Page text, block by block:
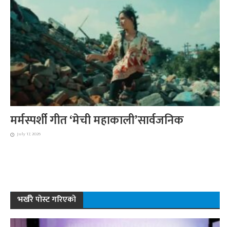
मर्मस्पर्शी गीत ‘मेची महाकाली’सार्वजनिक
July 17, 2026
भर्खरै पोस्ट गरिएको